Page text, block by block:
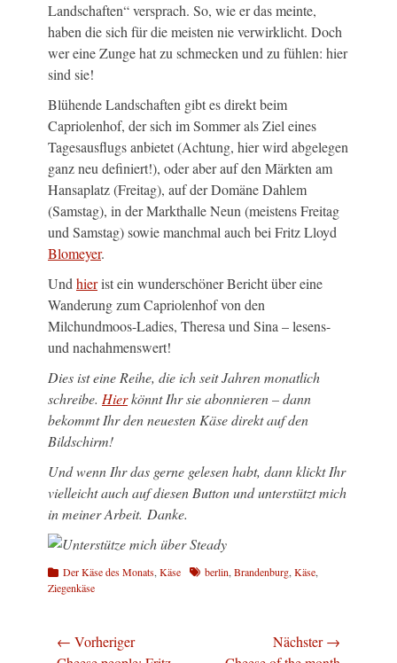
Landschaften“ versprach. So, wie er das meinte,
haben die sich für die meisten nie verwirklicht. Doch
wer eine Zunge hat zu schmecken und zu fühlen: hier
sind sie!
Blühende Landschaften gibt es direkt beim
Capriolenhof, der sich im Sommer als Ziel eines
Tagesausflugs anbietet (Achtung, hier wird abgelegen
ganz neu definiert!), oder aber auf den Märkten am
Hansaplatz (Freitag), auf der Domäne Dahlem
(Samstag), in der Markthalle Neun (meistens Freitag
und Samstag) sowie manchmal auch bei Fritz Lloyd
Blomeyer.
Undhierist ein wunderschöner Bericht über eine
Wanderung zum Capriolenhof von den
Milchundmoos-Ladies, Theresa und Sina – lesens-
und nachahmenswert!
Dies ist eine Reihe, die ich seit Jahren monatlich
schreibe. Hierkönnt Ihr sie abonnieren – dann
bekommt Ihr den neuesten Käse direkt auf den
Bildschirm!
Und wenn Ihr das gerne gelesen habt, dann klickt Ihr
vielleicht auch auf diesen Button und unterstützt mich
in meiner Arbeit. Danke.
Kategorien
Der Käse des Monats,Käse Schlagworte
berlin,Brandenburg,Käse,
Ziegenkäse
Beitragsnavigation
← Vorheriger
Nächster →